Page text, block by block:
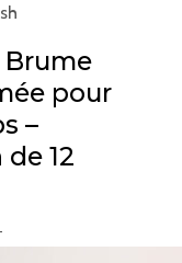
Brume
pour
–
12